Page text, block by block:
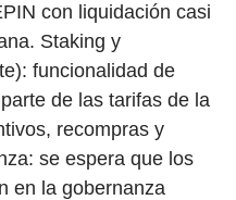
con liquidación casi
Staking y
funcionalidad de
de las tarifas de la
recompras y
se espera que los
en la gobernanza